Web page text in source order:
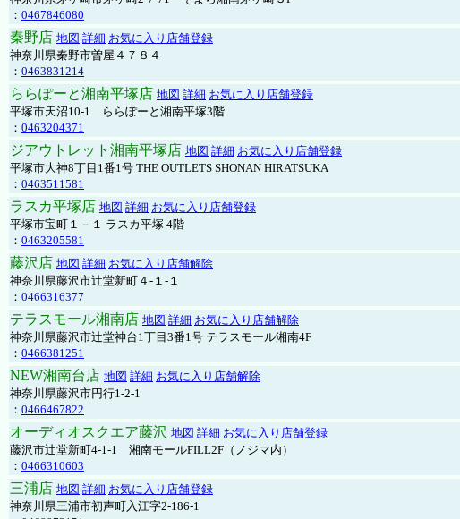
： 0467846080
秦野店 地図 詳細 お気に入り店舗登録
神奈川県秦野市曽屋４７８４
： 0463831214
ららぽーと湘南平塚店 地図 詳細 お気に入り店舗登録
平塚市天沼10-1 ららぽーと湘南平塚3階
： 0463204371
ジアウトレット湘南平塚店 地図 詳細 お気に入り店舗登録
平塚市大神8丁目1番1号 THE OUTLETS SHONAN HIRATSUKA
： 0463511581
ラスカ平塚店 地図 詳細 お気に入り店舗登録
平塚市宝町１－１ ラスカ平塚 4階
： 0463205581
藤沢店 地図 詳細 お気に入り店舗解除
神奈川県藤沢市辻堂新町４-１-１
： 0466316377
テラスモール湘南店 地図 詳細 お気に入り店舗解除
神奈川県藤沢市辻堂神台1丁目3番1号 テラスモール湘南4F
： 0466381251
NEW湘南台店 地図 詳細 お気に入り店舗解除
神奈川県藤沢市円行1-2-1
： 0466467822
オーディオスクエア藤沢 地図 詳細 お気に入り店舗登録
藤沢市辻堂新町4-1-1 湘南モールFILL2F（ノジマ内）
： 0466310603
三浦店 地図 詳細 お気に入り店舗登録
神奈川県三浦市初声町入江字2-186-1